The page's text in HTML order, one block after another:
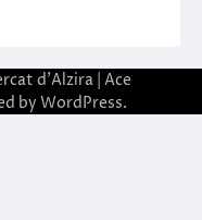
d'Alzira| Ace
by WordPress.